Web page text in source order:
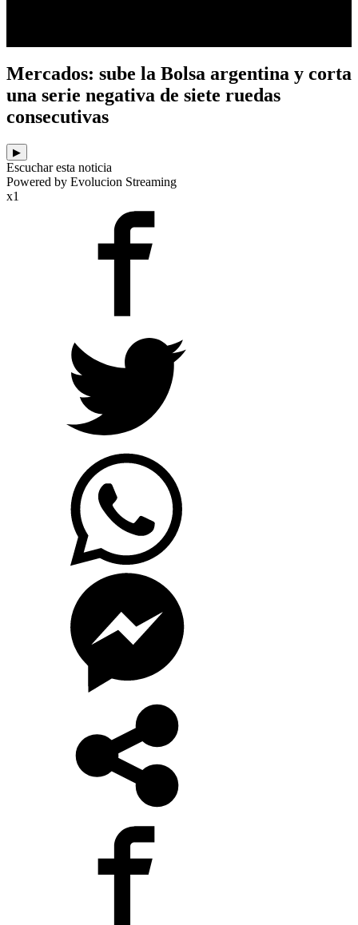
Mercados: sube la Bolsa argentina y corta
una serie negativa de siete ruedas
consecutivas
▶
Escuchar esta noticia
Powered by Evolucion Streaming
x1